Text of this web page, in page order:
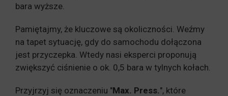
bara wyższe.
Pamiętajmy, że kluczowe są okoliczności. Weźmy
na tapet sytuację, gdy do samochodu dołączona
jest przyczepka. Wtedy nasi eksperci proponują
zwiększyć ciśnienie o ok. 0,5 bara w tylnych kołach.
Przyjrzyj się oznaczeniu "Max. Press.", które